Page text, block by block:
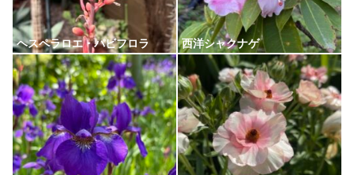
ヘスペラロエ・パビフロラ 西洋シャクナゲ